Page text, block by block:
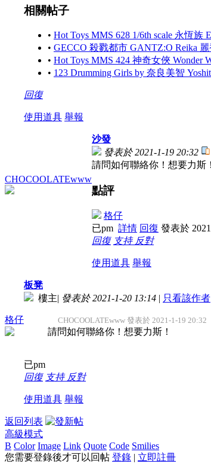
相關帖子
• Hot Toys MMS 628 1/6th scale 永恆族
• GECCO 殺戮都市 GANTZ:O Reika 麗
• Hot Toys MMS 424 神奇女俠 Wonder
• 123 Drumming Girls by 奈良美智
回復
使用道具 舉報
CHOCOOLATEwww
沙發
發表於 2021-1-19 20:32
請問如何聯絡你！想要力斯！
點評
格仔
已pm 詳情 回復 發表於
回復 支持 反對
使用道具 舉報
格仔
板凳
樓主| 發表於 2021-1-20 13:14 | 只看該作者
CHOCOOLATEwww 發表於 2021-1-19 20:32
請問如何聯絡你！想要力斯！
已pm
回復 支持 反對
使用道具 舉報
返回列表
高級模式
B Color Image Link Quote Code Smilies
您需要登錄後才可以回帖 登錄 | 立即註冊